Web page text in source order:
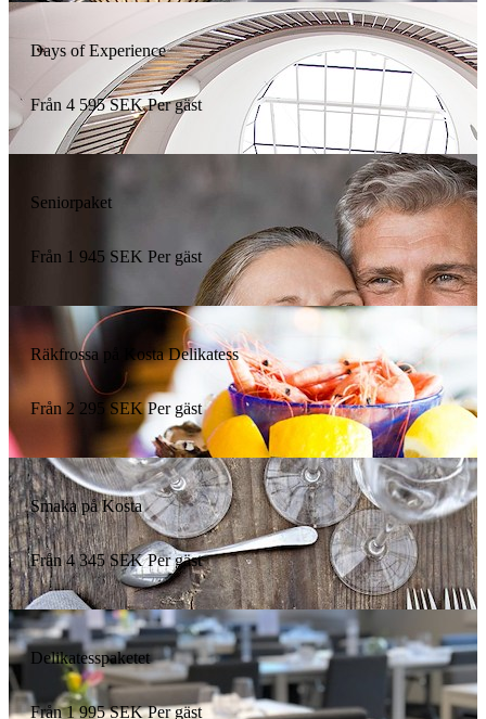
Days of Experience
Från 4 595 SEK Per gäst
Seniorpaket
Från 1 945 SEK Per gäst
Räkfrossa på Kosta Delikatess
Från 2 295 SEK Per gäst
Smaka på Kosta
Från 4 345 SEK Per gäst
Delikatesspaketet
Från 1 995 SEK Per gäst